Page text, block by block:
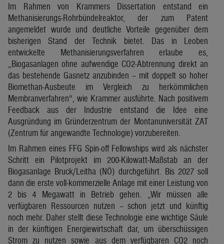
Im Rahmen von Krammers Dissertation entstand ein
Methanisierungs-Rohrbündelreaktor, der zum Patent
angemeldet wurde und deutliche Vorteile gegenüber dem
bisherigen Stand der Technik bietet. Das in Leoben
entwickelte Methanisierungsverfahren erlaube es,
„Biogasanlagen ohne aufwendige CO2-Abtrennung direkt an
das bestehende Gasnetz anzubinden – mit doppelt so hoher
Biomethan-Ausbeute im Vergleich zu herkömmlichen
Membranverfahren“, wie Krammer ausführte. Nach positivem
Feedback aus der Industrie entstand die Idee eine
Ausgründung im Gründerzentrum der Montanuniversität ZAT
(Zentrum für angewandte Technologie) vorzubereiten.
Im Rahmen eines FFG Spin-off Fellowships wird als nächster
Schritt ein Pilotprojekt im 200-Kilowatt-Maßstab an der
Biogasanlage Bruck/Leitha (NÖ) durchgeführt. Bis 2027 soll
dann die erste voll-kommerzielle Anlage mit einer Leistung von
2 bis 4 Megawatt in Betrieb gehen. „Wir müssen alle
verfügbaren Ressourcen nutzen – schon jetzt und künftig
noch mehr. Daher stellt diese Technologie eine wichtige Säule
in der künftigen Energiewirtschaft dar, um überschüssigen
Strom zu nutzen sowie aus dem verfügbaren CO2 noch